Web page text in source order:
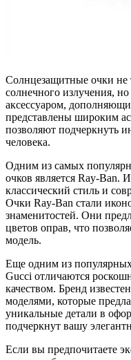
Солнцезащитные очки не
солнечного излучения,
аксессуаром,
представлены широким
позволяют подчеркнуть
человека.
Одним из самых
очков является Ray-Ban.
классический стиль и
Очки Ray-Ban стали
знаменитостей. Они
цветов оправ, что
модель.
Еще одним из
Gucci отличаются
качеством. Бренд
моделями, которые
уникальные детали в
подчеркнут вашу
Если вы предпочитаете